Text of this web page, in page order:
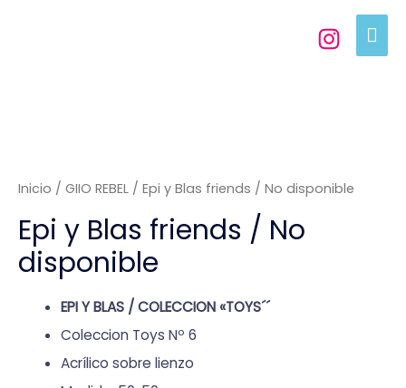
Inicio / GIIO REBEL / Epi y Blas friends / No disponible
Epi y Blas friends / No
disponible
EPI Y BLAS / COLECCION «TOYS´´
Coleccion Toys Nº 6
Acrílico sobre lienzo